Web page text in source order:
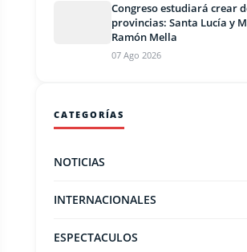
Congreso estudiará crear
provincias: Santa Lucía y
Ramón Mella
07 Ago 2026
CATEGORÍAS
NOTICIAS
INTERNACIONALES
ESPECTACULOS